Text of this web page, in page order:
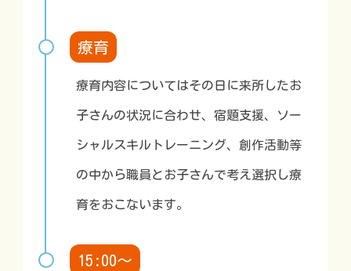
療育
療育内容についてはその日に来所したお
子さんの状況に合わせ、宿題支援、ソー
シャルスキルトレーニング、創作活動等
の中から職員とお子さんで考え選択し療
育をおこないます。
15:00～